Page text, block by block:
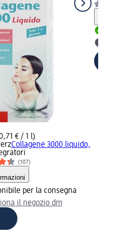
€ / 1 l)
Collagene 3000 liquido,
(107)
per la consegna
il negozio dm